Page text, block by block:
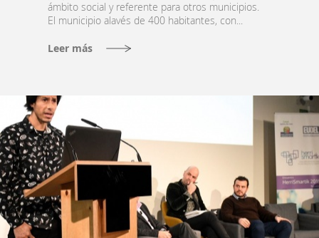
ámbito social y referente para otros municipios.
El municipio alavés de 400 habitantes, con...
Leer más